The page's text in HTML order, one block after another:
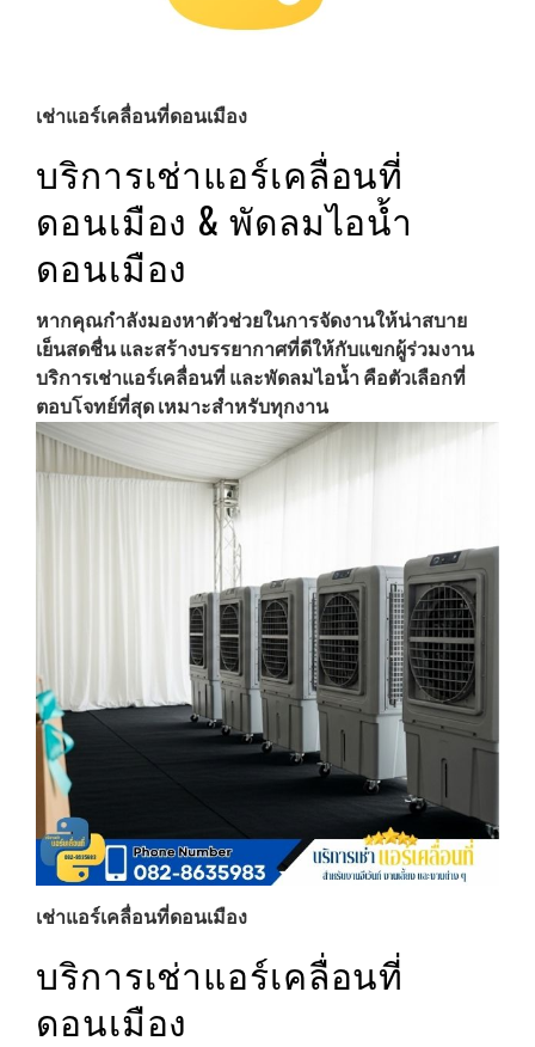
เช่าแอร์เคลื่อนที่ดอนเมือง
บริการเช่าแอร์เคลื่อนที่
ดอนเมือง & พัดลมไอน้ำ
ดอนเมือง
หากคุณกำลังมองหาตัวช่วยในการจัดงานให้น่าสบาย
เย็นสดชื่น และสร้างบรรยากาศที่ดีให้กับแขกผู้ร่วมงาน
บริการเช่าแอร์เคลื่อนที่ และพัดลมไอน้ำ คือตัวเลือกที่
ตอบโจทย์ที่สุด เหมาะสำหรับทุกงาน
เช่าแอร์เคลื่อนที่ดอนเมือง
บริการเช่าแอร์เคลื่อนที่
ดอนเมือง